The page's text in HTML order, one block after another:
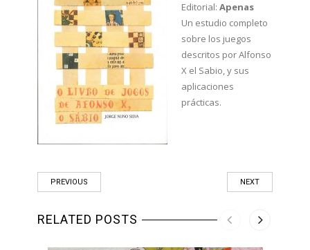
Editorial: Apenas
Un estudio completo
sobre los juegos
descritos por Alfonso
X el Sabio, y sus
aplicaciones
prácticas.
PREVIOUS NEXT
RELATED POSTS